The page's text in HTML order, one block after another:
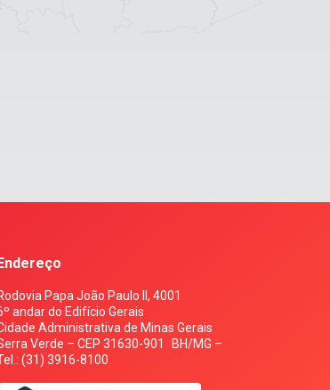
Papa João Paulo II, 4001
andar do Edifício Gerais
Administrativa de Minas Gerais
Verde – CEP 31630-901 BH/MG –
(31) 3916-8100